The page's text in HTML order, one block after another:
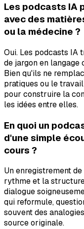
Les podcasts IA
avec des
ou la médecine ?
Oui. Les podcasts IA
de jargon en
Bien qu'ils ne
pratiques ou le
pour construire la
les idées entre elles.
En quoi un
d'une simple
cours ?
Un enregistrement
rythme et la
dialogue
qui reformule,
souvent des
source originale.